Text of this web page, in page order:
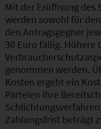
Mit der Eröffnung des
werden sowohl für
den Antragsgegner
30 Euro fällig. Höhere
genommen werden.
Kosten ergeht ein
Parteien ihre
Zahlungsfrist beträgt